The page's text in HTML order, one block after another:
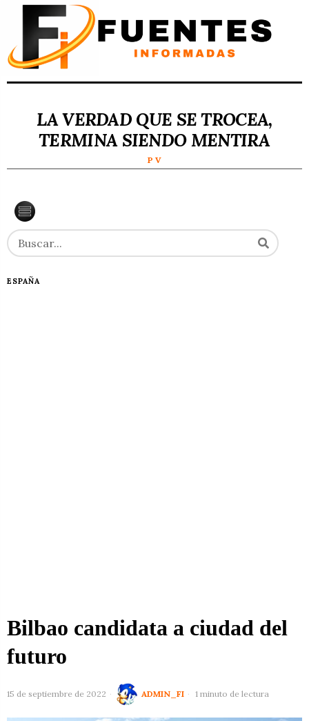
LA VERDAD QUE SE TROCEA,
TERMINA SIENDO MENTIRA
P V
ESPAÑA
Bilbao candidata a ciudad del
futuro
15 de septiembre de 2022 ADMIN_FI 1 minuto de lectura